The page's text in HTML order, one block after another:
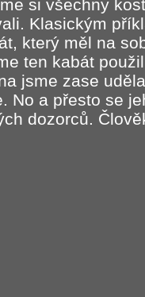
si všechny
Klasickým
který měl na
ten kabát
jsme zase
No a přesto se
dozorců.